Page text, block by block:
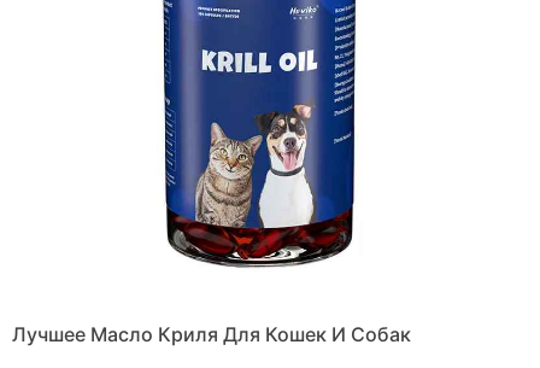
Лучшее Масло Криля Для Кошек И Собак